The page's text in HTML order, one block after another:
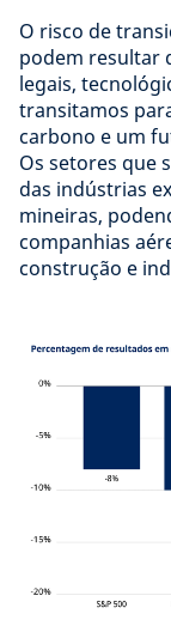
O risco de
podem resultar
legais,
transitamos
carbono e um
Os setores que
das indústrias
mineiras,
companhias
construção e